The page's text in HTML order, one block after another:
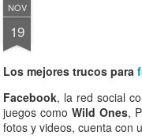
NOV
19
Los mejores trucos para
Facebook, la red social
juegos como Wild Ones,
fotos y videos, cuenta con